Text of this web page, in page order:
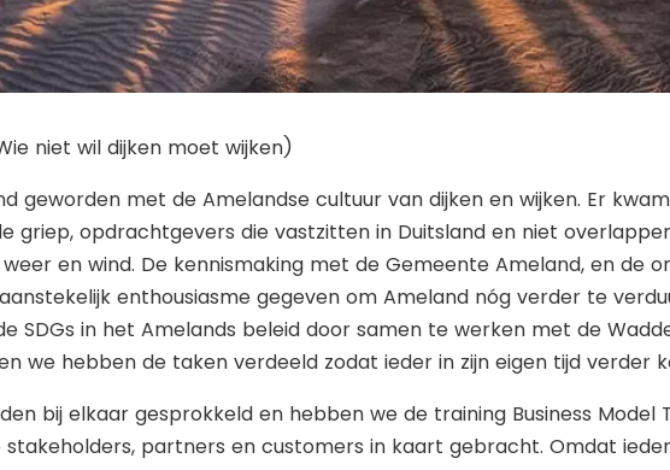
niet wil dijken moet wijken)
geworden met de Amelandse cultuur van dijken en wijken. Er
griep, opdrachtgevers die vastzitten in Duitsland en niet
en wind. De kennismaking met de Gemeente Ameland, en de
enthousiasme gegeven om Ameland nóg verder te
SDGs in het Amelands beleid door samen te werken met de
we hebben de taken verdeeld zodat ieder in zijn eigen tijd verder
bij elkaar gesprokkeld en hebben we de training Business Model
partners en customers in kaart gebracht. Omdat